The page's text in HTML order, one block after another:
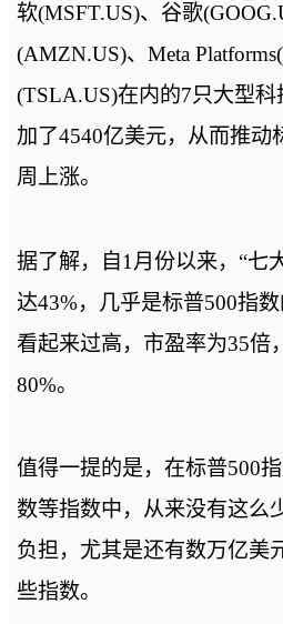
软(MSFT.US)、谷歌
(AMZN.US)、Meta
(TSLA.US)在内的7只大型
加了4540亿美元，从而推动
周上涨。
据了解，自1月份以来，“七
达43%，几乎是标普500指
看起来过高，市盈率为35倍
80%。
值得一提的是，在标普500
数等指数中，从来没有这么
负担，尤其是还有数万亿美
些指数。